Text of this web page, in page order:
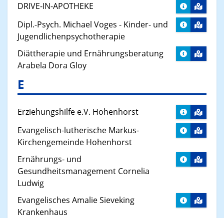
DRIVE-IN-APOTHEKE
Dipl.-Psych. Michael Voges - Kinder- und
Jugendlichenpsychotherapie
Diättherapie und Ernährungsberatung
Arabela Dora Gloy
E
Erziehungshilfe e.V. Hohenhorst
Evangelisch-lutherische Markus-
Kirchengemeinde Hohenhorst
Ernährungs- und
Gesundheitsmanagement Cornelia
Ludwig
Evangelisches Amalie Sieveking
Krankenhaus